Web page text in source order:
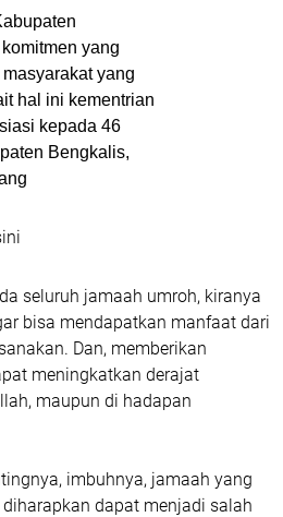
yang
yang
hal ini kementrian
kepada 46
Bengkalis,
seluruh jamaah umroh, kiranya
bisa mendapatkan manfaat dari
Dan, memberikan
meningkatkan derajat
maupun di hadapan
imbuhnya, jamaah yang
dapat menjadi salah